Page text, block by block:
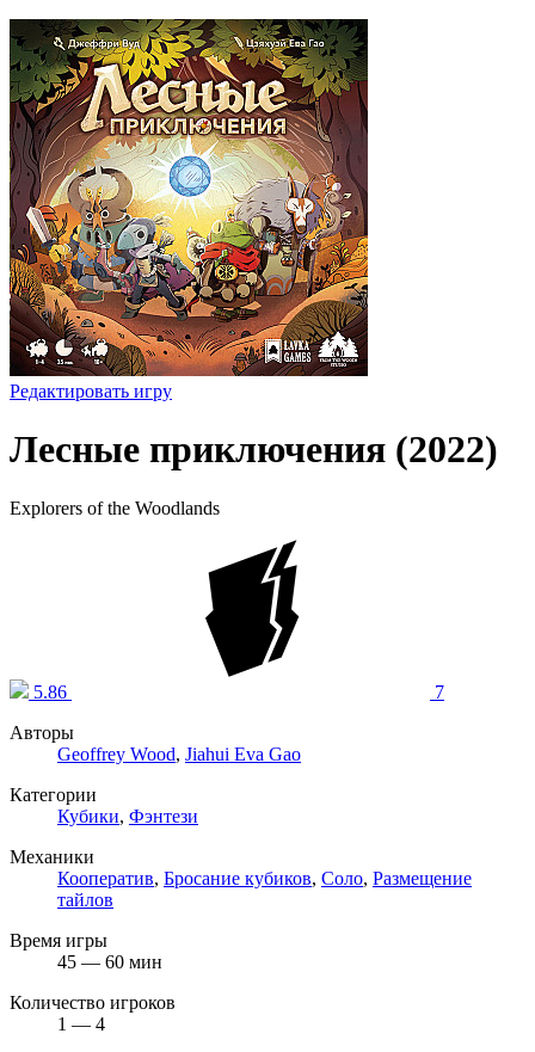
Редактировать игру
Лесные приключения (2022)
Explorers of the Woodlands
5.86
7
Авторы
Geoffrey Wood, Jiahui Eva Gao
Категории
Кубики, Фэнтези
Механики
Кооператив, Бросание кубиков, Соло, Размещение
тайлов
Время игры
45 — 60 мин
Количество игроков
1 — 4